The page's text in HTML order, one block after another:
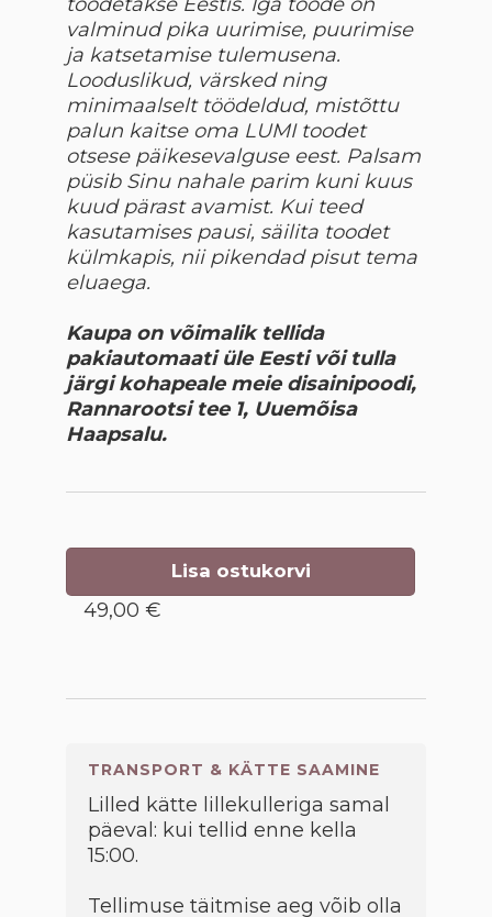
valminud pika uurimise, puurimise
ja katsetamise tulemusena.
Looduslikud, värsked ning
minimaalselt töödeldud, mistõttu
palun kaitse oma LUMI toodet
otsese päikesevalguse eest. Palsam
püsib Sinu nahale parim kuni kuus
kuud pärast avamist. Kui teed
kasutamises pausi, säilita toodet
külmkapis, nii pikendad pisut tema
eluaega.
Kaupa on võimalik tellida
pakiautomaati üle Eesti või tulla
järgi kohapeale meie disainipoodi,
Rannarootsi tee 1, Uuemõisa
Haapsalu.
Lisa ostukorvi
49,00 €
TRANSPORT & KÄTTE SAAMINE
Lilled kätte lillekulleriga samal
päeval: kui tellid enne kella
15:00.
Tellimuse täitmise aeg võib olla